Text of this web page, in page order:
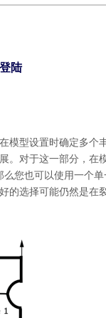
陆
模型设置时确定多个
。对于这一部分，在
您也可以使用一个
的选择可能仍然是在